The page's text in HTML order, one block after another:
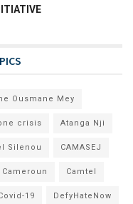
Ousmane Mey
crisis Atanga Nji
Silenou CAMASEJ
Cameroun Camtel
19 DefyHateNow